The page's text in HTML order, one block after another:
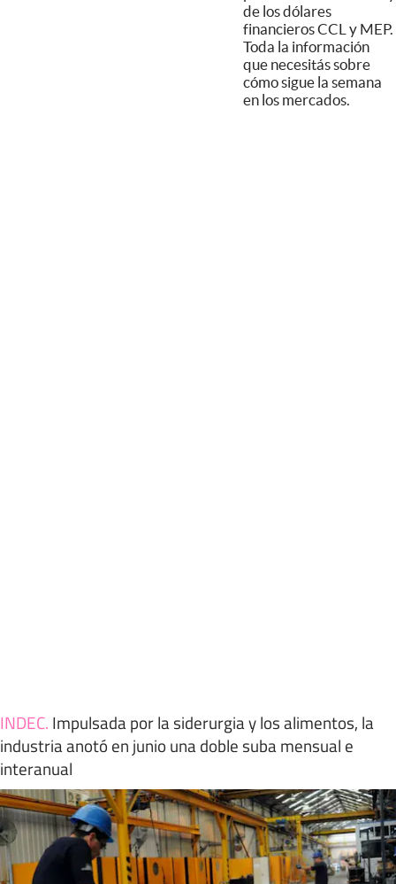
de los dólares
financieros CCL y MEP.
Toda la información
que necesitás sobre
cómo sigue la semana
en los mercados.
INDEC. Impulsada por la siderurgia y los alimentos, la
industria anotó en junio una doble suba mensual e
interanual